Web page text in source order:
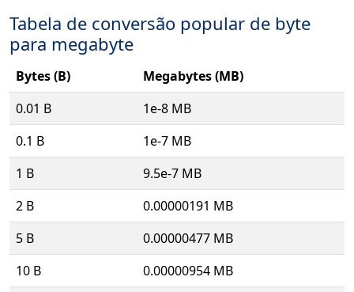
Tabela de conversão popular de byte
para megabyte
Bytes (B)
Megabytes (MB)
0.01 B
1e-8 MB
0.1 B
1e-7 MB
1 B
9.5e-7 MB
2 B
0.00000191 MB
5 B
0.00000477 MB
10 B
0.00000954 MB